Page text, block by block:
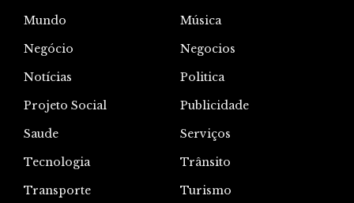
Mundo
Música
Negócio
Negocios
Notícias
Politica
Projeto Social
Publicidade
Saude
Serviços
Tecnologia
Trânsito
Transporte
Turismo